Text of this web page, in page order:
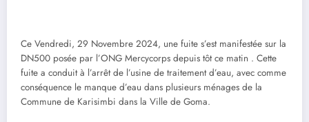
Ce Vendredi, 29 Novembre 2024, une fuite s’est manifestée sur la
DN500 posée par l’ONG Mercycorps depuis tôt ce matin . Cette
fuite a conduit à l’arrêt de l’usine de traitement d’eau, avec comme
conséquence le manque d’eau dans plusieurs ménages de la
Commune de Karisimbi dans la Ville de Goma.